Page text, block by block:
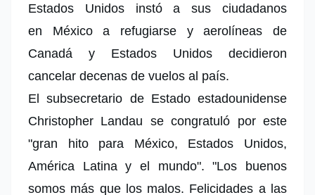
Estados Unidos instó a sus ciudadanos
en México
a refugiarse y aerolíneas de
Canadá y Estados Unidos decidieron
cancelar decenas de vuelos al país.
El subsecretario de Estado estadounidense
Christopher Landau se congratuló por este
"gran hito para México, Estados Unidos,
América Latina y el mundo". "Los buenos
somos más que los malos. Felicidades a las